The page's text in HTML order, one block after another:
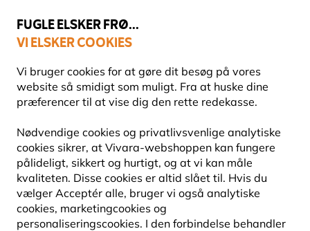
FUGLE ELSKER FRØ...
VI ELSKER COOKIES
Vi bruger cookies for at gøre dit besøg på vores
website så smidigt som muligt. Fra at huske dine
præferencer til at vise dig den rette redekasse.
Nødvendige cookies og privatlivsvenlige analytiske
cookies sikrer, at Vivara-webshoppen kan fungere
pålideligt, sikkert og hurtigt, og at vi kan måle
kvaliteten. Disse cookies er altid slået til. Hvis du
vælger Acceptér alle, bruger vi også analytiske
cookies, marketingcookies og
personaliseringscookies. I den forbindelse behandler
Topbedømt i 11 lande
Fri fragt over 499 kr.